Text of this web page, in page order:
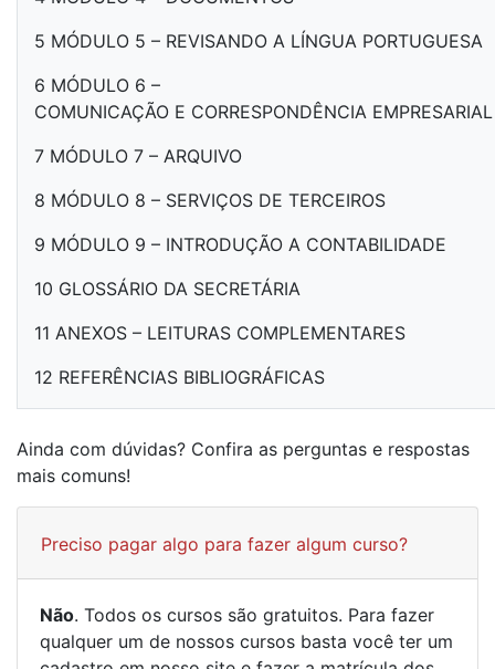
5 MÓDULO 5 – REVISANDO A LÍNGUA PORTUGUESA
6 MÓDULO 6 –
COMUNICAÇÃO E CORRESPONDÊNCIA
7 MÓDULO 7 – ARQUIVO
8 MÓDULO 8 – SERVIÇOS DE TERCEIROS
9 MÓDULO 9 – INTRODUÇÃO A CONTABILIDADE
10 GLOSSÁRIO DA SECRETÁRIA
11 ANEXOS – LEITURAS COMPLEMENTARES
12 REFERÊNCIAS BIBLIOGRÁFICAS
Ainda com dúvidas? Confira as perguntas e respostas
mais comuns!
Preciso pagar algo para fazer algum curso?
Não. Todos os cursos são gratuitos. Para fazer
qualquer um de nossos cursos basta você ter um